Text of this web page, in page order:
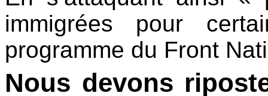
immigrées pour
programme du Front
Nous devons